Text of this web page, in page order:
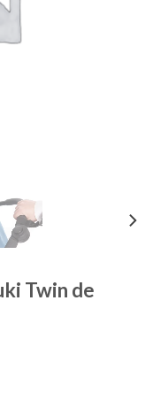
Twin de